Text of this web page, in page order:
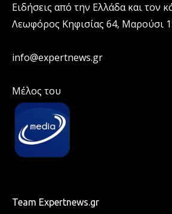
Ειδήσεις από την Ελλάδα και τον
Λεωφόρος Κηφισίας 64, Μαρούσι
info@expertnews.gr
Μέλος του
Team Expertnews.gr